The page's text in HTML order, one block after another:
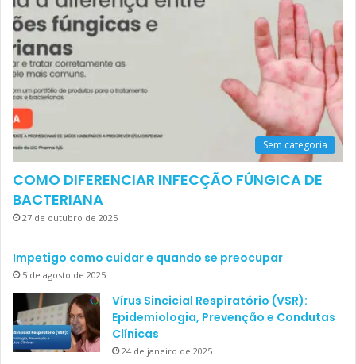
Sem categoria
COMO DIFERENCIAR INFECÇÃO FÚNGICA DE
BACTERIANA
27 de outubro de 2025
Impetigo como cuidar e quando se preocupar
5 de agosto de 2025
Vírus Sincicial Respiratório (VSR):
Epidemiologia, Prevenção e Condutas
Clínicas
24 de janeiro de 2025